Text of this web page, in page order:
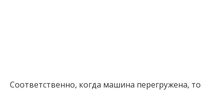
Соответственно, когда машина перегружена, то